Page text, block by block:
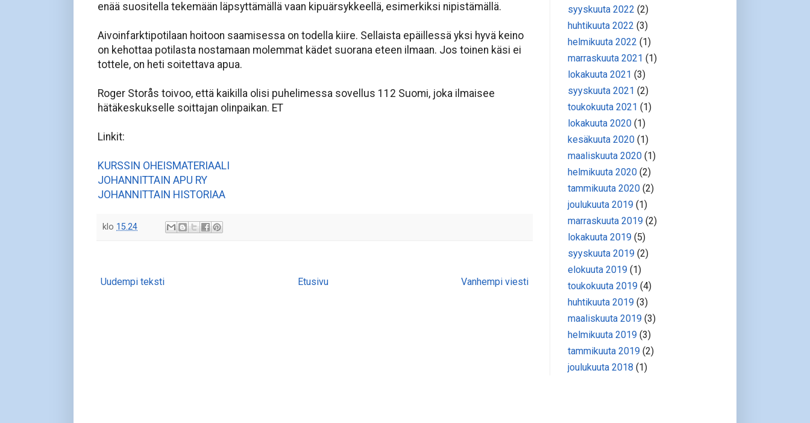
enää suositella tekemään läpsyttämällä vaan kipuärsykkeellä, esimerkiksi nipistämällä.
Aivoinfarktipotilaan hoitoon saamisessa on todella kiire. Sellaista epäillessä yksi hyvä keino
on kehottaa potilasta nostamaan molemmat kädet suorana eteen ilmaan. Jos toinen käsi ei
tottele, on heti soitettava apua.
Roger Storås toivoo, että kaikilla olisi puhelimessa sovellus 112 Suomi, joka ilmaisee
hätäkeskukselle soittajan olinpaikan. ET
Linkit:
KURSSIN OHEISMATERIAALI
JOHANNITTAIN APU RY
JOHANNITTAIN HISTORIAA
klo 15.24
Uudempi teksti Vanhempi viesti
Etusivu
syyskuuta 2022 (2)
huhtikuuta 2022 (3)
helmikuuta 2022 (1)
marraskuuta 2021 (1)
lokakuuta 2021 (3)
syyskuuta 2021 (2)
toukokuuta 2021 (1)
lokakuuta 2020 (1)
kesäkuuta 2020 (1)
maaliskuuta 2020 (1)
helmikuuta 2020 (2)
tammikuuta 2020 (2)
joulukuuta 2019 (1)
marraskuuta 2019 (2)
lokakuuta 2019 (5)
syyskuuta 2019 (2)
elokuuta 2019 (1)
toukokuuta 2019 (4)
huhtikuuta 2019 (3)
maaliskuuta 2019 (3)
helmikuuta 2019 (3)
tammikuuta 2019 (2)
joulukuuta 2018 (1)